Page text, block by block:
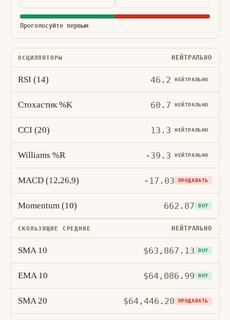
Проголосуйте первым
ОСЦИЛЛЯТОРЫ НЕЙТРАЛЬНО
RSI (14) 46.2 НЕЙТРАЛЬНО
Стохастик %K 60.7 НЕЙТРАЛЬНО
CCI (20) 13.3 НЕЙТРАЛЬНО
Williams %R -39.3 НЕЙТРАЛЬНО
MACD (12,26,9) -17.03 ПРОДАВАТЬ
Momentum (10) 662.87 BUY
СКОЛЬЗЯЩИЕ СРЕДНИЕ НЕЙТРАЛЬНО
SMA 10 $63,867.13 BUY
EMA 10 $64,086.99 BUY
SMA 20 $64,446.20 ПРОДАВАТЬ